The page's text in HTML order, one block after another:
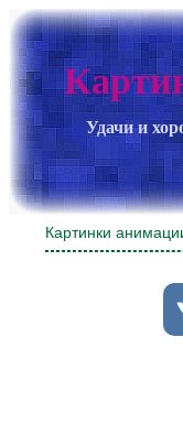
Удачи и
Картинки